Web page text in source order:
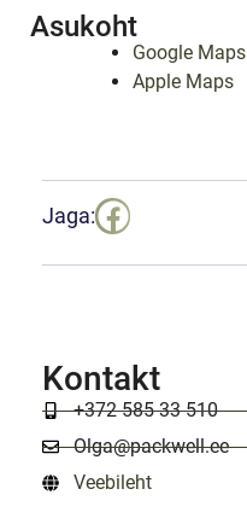
Asukoht
Google Maps
Apple Maps
Jaga:
Kontakt
+372 585 33 510
Olga@packwell.ee
Veebileht